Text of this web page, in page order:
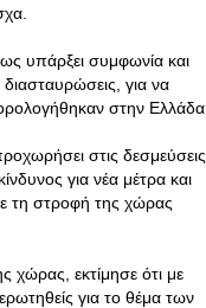
υπάρξει συμφωνία και
διασταυρώσεις, για να
στην Ελλάδα.
στις δεσμεύσεις
για νέα μέτρα και
τη στροφή της χώρας
χώρας, εκτίμησε ότι με
για το θέμα των